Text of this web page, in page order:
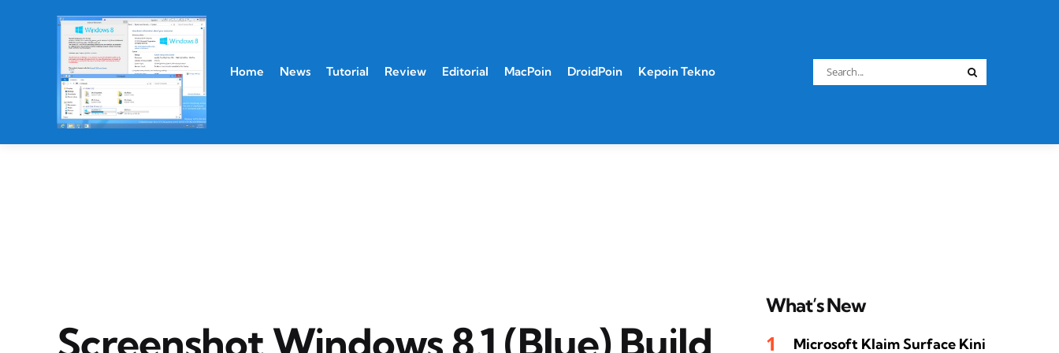
Home News Tutorial Review Editorial MacPoin DroidPoin Kepoin Tekno
Search
for:
Screenshot Windows 8.1 (Blue) Build
What’s New
Microsoft Klaim Surface Kini